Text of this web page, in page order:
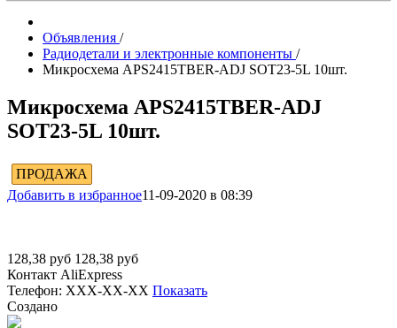
Объявления /
Радиодетали и электронные компоненты /
Микросхема APS2415TBER-ADJ SOT23-5L 10шт.
Микросхема APS2415TBER-ADJ
SOT23-5L 10шт.
ПРОДАЖА
Добавить в избранное11-09-2020 в 08:39
128,38 руб 128,38 руб
Контакт AliExpress
Телефон: XXX-XX-XX Показать
Создано